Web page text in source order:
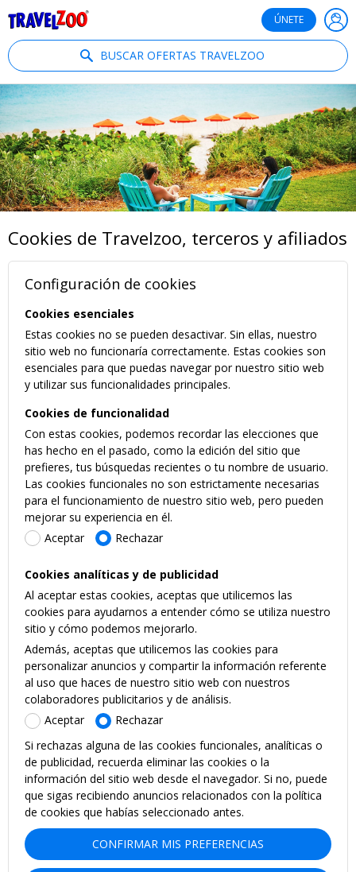
ÚNETE
BUSCAR OFERTAS TRAVELZOO
Cookies de Travelzoo, terceros y afiliados
Configuración de cookies
Cookies esenciales
Estas cookies no se pueden desactivar. Sin ellas, nuestro
sitio web no funcionaría correctamente. Estas cookies son
esenciales para que puedas navegar por nuestro sitio web
y utilizar sus funcionalidades principales.
Cookies de funcionalidad
Con estas cookies, podemos recordar las elecciones que
has hecho en el pasado, como la edición del sitio que
prefieres, tus búsquedas recientes o tu nombre de usuario.
Las cookies funcionales no son estrictamente necesarias
para el funcionamiento de nuestro sitio web, pero pueden
mejorar su experiencia en él.
Aceptar
Rechazar
Cookies analíticas y de publicidad
Al aceptar estas cookies, aceptas que utilicemos las
cookies para ayudarnos a entender cómo se utiliza nuestro
sitio y cómo podemos mejorarlo.
Además, aceptas que utilicemos las cookies para
personalizar anuncios y compartir la información referente
al uso que haces de nuestro sitio web con nuestros
colaboradores publicitarios y de análisis.
Aceptar
Rechazar
Si rechazas alguna de las cookies funcionales, analíticas o
de publicidad, recuerda eliminar las cookies o la
información del sitio web desde el navegador. Si no, puede
que sigas recibiendo anuncios relacionados con la política
de cookies que habías seleccionado antes.
CONFIRMAR MIS PREFERENCIAS